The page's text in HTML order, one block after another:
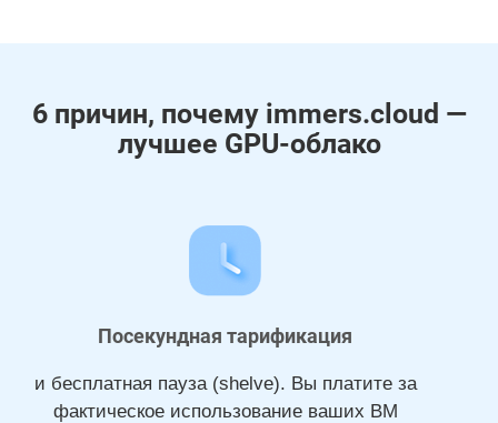
6 причин, почему immers.cloud —
лучшее GPU-облако
Посекундная тарификация
и бесплатная пауза (shelve). Вы платите за
фактическое использование ваших ВМ